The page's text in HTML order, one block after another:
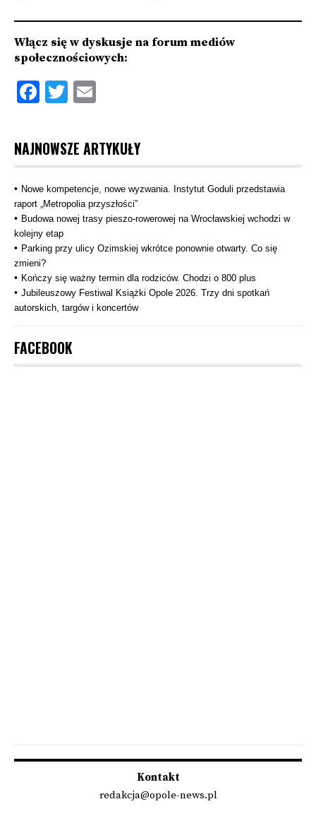
Włącz się w dyskusje na forum mediów
społecznościowych:
Facebook
Twitter
NAJNOWSZE ARTYKUŁY
Nowe kompetencje, nowe wyzwania. Instytut Goduli przedstawia
raport „Metropolia przyszłości”
Budowa nowej trasy pieszo‑rowerowej na Wrocławskiej wchodzi w
kolejny etap
Parking przy ulicy Ozimskiej wkrótce ponownie otwarty. Co się
zmieni?
Kończy się ważny termin dla rodziców. Chodzi o 800 plus
Jubileuszowy Festiwal Książki Opole 2026. Trzy dni spotkań
autorskich, targów i koncertów
FACEBOOK
Kontakt
redakcja@opole-news.pl